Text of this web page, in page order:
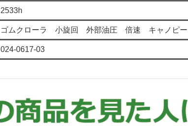
2533h
ゴムクローラ 小旋回 外部油圧 倍速 キャノピー
024-0617-03